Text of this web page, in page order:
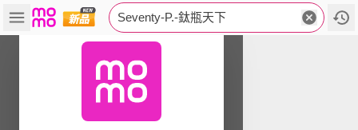
Seventy-P.-鈦瓶天下